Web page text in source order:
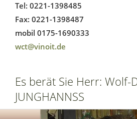
Tel: 0221-1398485
Fax: 0221-1398487
mobil 0175-1690333
wct@vinoit.de
Es berät Sie Herr: Wolf-
JUNGHANNSS